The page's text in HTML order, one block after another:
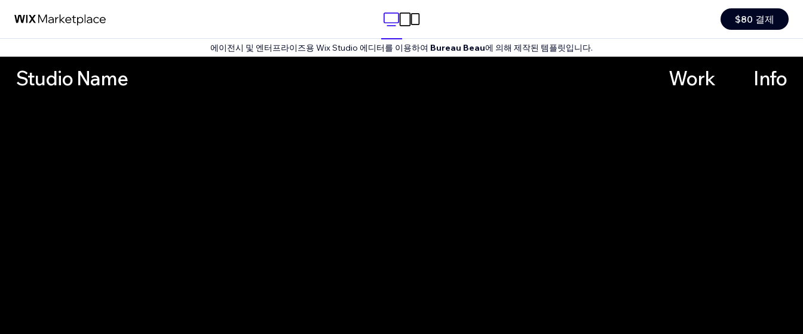
$80 결제
에이전시 및 엔터프라이즈용 Wix Studio 에디터를 이용하여 Bureau Beau에 의해 제작된 템플릿입니다.